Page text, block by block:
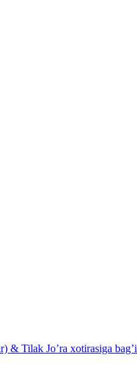
& Tilak Jo’ra xotirasiga